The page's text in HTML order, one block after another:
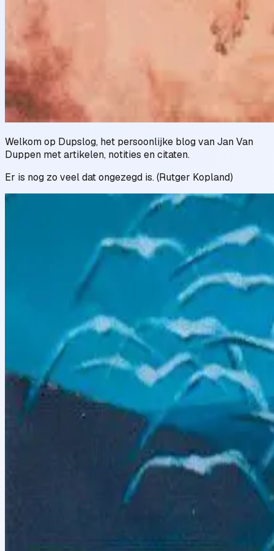
Welkom op Dupslog, het persoonlijke blog van Jan Van
Duppen met artikelen, notities en citaten.
Er is nog zo veel dat ongezegd is. (Rutger Kopland)